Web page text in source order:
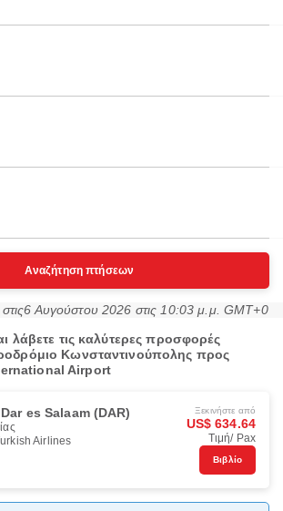
Αναζήτηση πτήσεων
6 Αυγούστου 2026 στις 10:03 μ.μ. GMT+0
λάβετε τις καλύτερες προσφορές
Κωνσταντινούπολης προς
Airport
Dar es Salaam (DAR)
Airlines
Ξεκινήστε από
US$ 634.64
Τιμή/ Pax
Βιβλίο